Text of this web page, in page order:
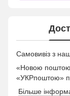
Самовивіз з
«Новою
«УКРпоштою»
Більше